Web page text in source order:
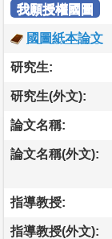
我願授權國圖
國圖紙本論文
研究生:
研究生(外文):
論文名稱:
論文名稱(外文):
指導教授:
指導教授(外文):